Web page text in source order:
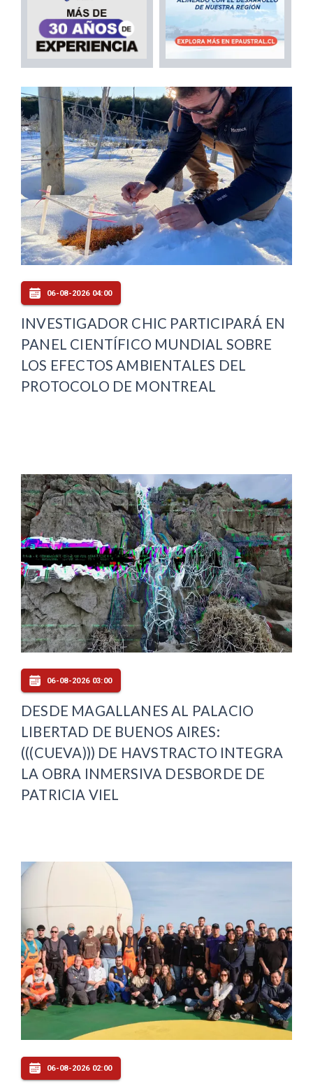
06-08-2026 04:00
INVESTIGADOR CHIC PARTICIPARÁ EN
PANEL CIENTÍFICO MUNDIAL SOBRE
LOS EFECTOS AMBIENTALES DEL
PROTOCOLO DE MONTREAL
06-08-2026 03:00
DESDE MAGALLANES AL PALACIO
LIBERTAD DE BUENOS AIRES:
(((CUEVA))) DE HAVSTRACTO INTEGRA
LA OBRA INMERSIVA DESBORDE DE
PATRICIA VIEL
06-08-2026 02:00